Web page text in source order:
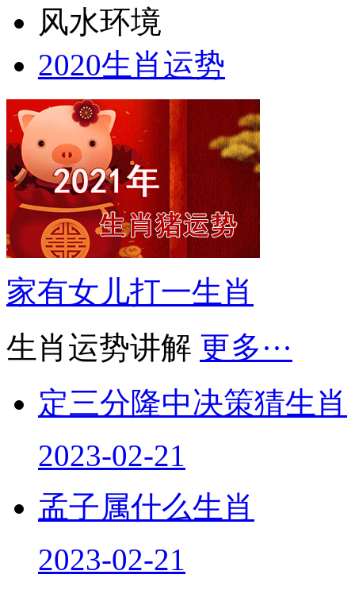
风水环境
2020生肖运势
家有女儿打一生肖
生肖运势讲解 更多···
定三分隆中决策猜生肖
2023-02-21
孟子属什么生肖
2023-02-21